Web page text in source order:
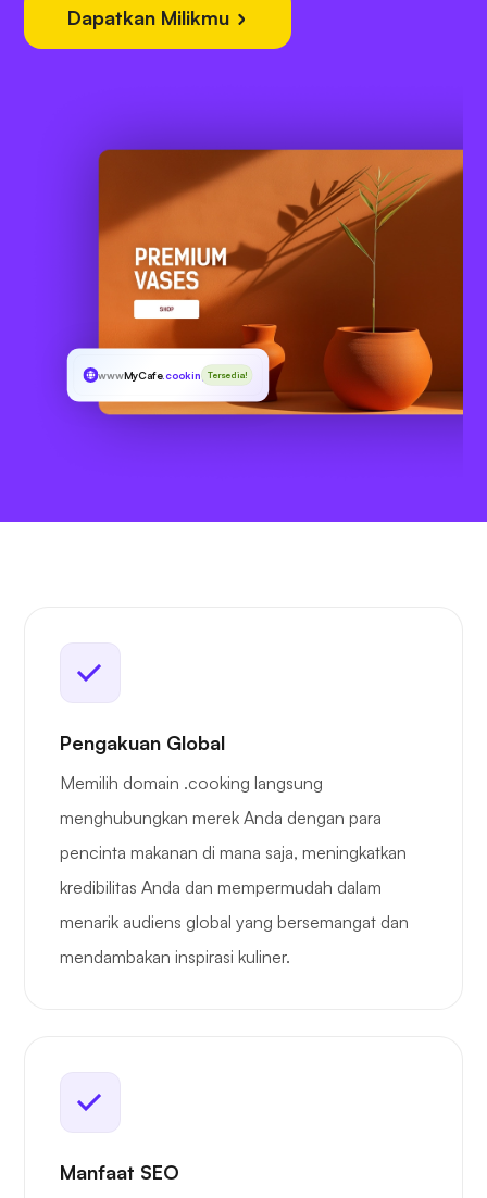
Dapatkan Milikmu
wwwMyCafe.cookingTersedia!
Pengakuan Global
Memilih domain .cooking langsung
menghubungkan merek Anda dengan para
pencinta makanan di mana saja, meningkatkan
kredibilitas Anda dan mempermudah dalam
menarik audiens global yang bersemangat dan
mendambakan inspirasi kuliner.
Manfaat SEO